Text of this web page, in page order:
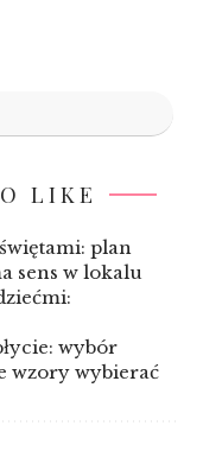
LIKE
plan
sens w lokalu
wybór
wzory wybierać